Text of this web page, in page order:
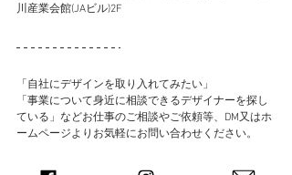
川産業会館(JAビル)2F
​「自社にデザインを取り入れてみたい」
「事業について身近に相談できるデザイナーを探し
ている」​などお仕事のご相談やご依頼等、DM又はホ
ームページよりお気軽にお問い合わせください。